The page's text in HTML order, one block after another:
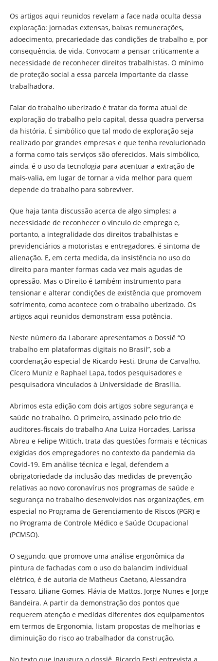
Os artigos aqui reunidos revelam a face nada oculta dessa
exploração: jornadas extensas, baixas remunerações,
adoecimento, precariedade das condições de trabalho e, por
consequência, de vida. Convocam a pensar criticamente a
necessidade de reconhecer direitos trabalhistas. O mínimo
de proteção social a essa parcela importante da classe
trabalhadora.
Falar do trabalho uberizado é tratar da forma atual de
exploração do trabalho pelo capital, dessa quadra perversa
da história. É simbólico que tal modo de exploração seja
realizado por grandes empresas e que tenha revolucionado
a forma como tais serviços são oferecidos. Mais simbólico,
ainda, é o uso da tecnologia para acentuar a extração de
mais-valia, em lugar de tornar a vida melhor para quem
depende do trabalho para sobreviver.
Que haja tanta discussão acerca de algo simples: a
necessidade de reconhecer o vínculo de emprego e,
portanto, a integralidade dos direitos trabalhistas e
previdenciários a motoristas e entregadores, é sintoma de
alienação. E, em certa medida, da insistência no uso do
direito para manter formas cada vez mais agudas de
opressão. Mas o Direito é também instrumento para
tensionar e alterar condições de existência que promovem
sofrimento, como acontece com o trabalho uberizado. Os
artigos aqui reunidos demonstram essa potência.
Neste número da Laborare apresentamos o Dossiê “O
trabalho em plataformas digitais no Brasil”, sob a
coordenação especial de Ricardo Festi, Bruna de Carvalho,
Cícero Muniz e Raphael Lapa, todos pesquisadores e
pesquisadora vinculados à Universidade de Brasília.
Abrimos esta edição com dois artigos sobre segurança e
saúde no trabalho. O primeiro, assinado pelo trio de
auditores-fiscais do trabalho Ana Luiza Horcades, Larissa
Abreu e Felipe Wittich, trata das questões formais e técnicas
exigidas dos empregadores no contexto da pandemia da
Covid-19. Em análise técnica e legal, defendem a
obrigatoriedade da inclusão das medidas de prevenção
relativas ao novo coronavírus nos programas de saúde e
segurança no trabalho desenvolvidos nas organizações, em
especial no Programa de Gerenciamento de Riscos (PGR) e
no Programa de Controle Médico e Saúde Ocupacional
(PCMSO).
O segundo, que promove uma análise ergonômica da
pintura de fachadas com o uso do balancim individual
elétrico, é de autoria de Matheus Caetano, Alessandra
Tessaro, Liliane Gomes, Flávia de Mattos, Jorge Nunes e Jorge
Bandeira. A partir da demonstração dos pontos que
requerem atenção e medidas diferentes dos equipamentos
em termos de Ergonomia, listam propostas de melhorias e
diminuição do risco ao trabalhador da construção.